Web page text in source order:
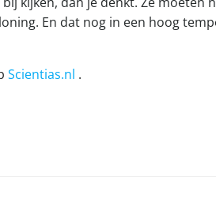
En dat nog in een hoog
Scientias.nl .